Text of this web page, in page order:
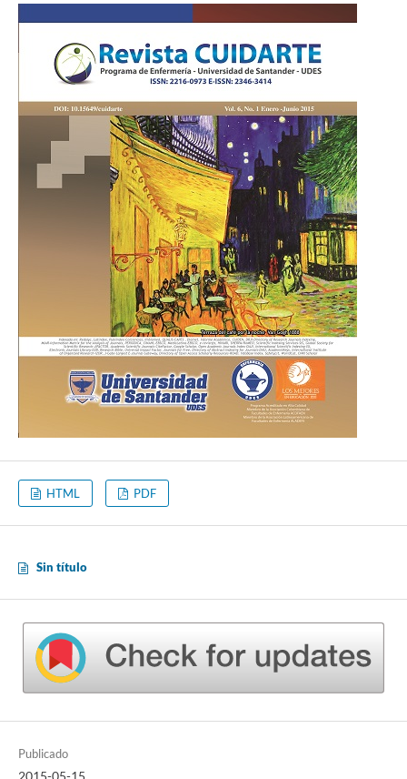
HTML PDF
Sin título
Publicado